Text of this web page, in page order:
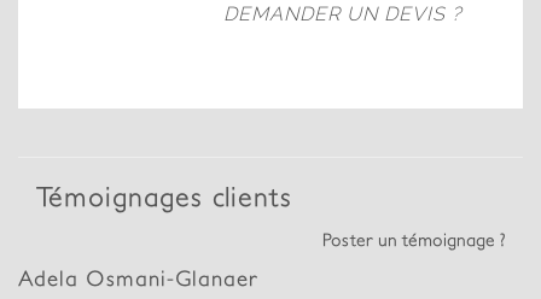
DEMANDER UN DEVIS ?
Témoignages clients
Poster un témoignage ?
Adela Osmani-Glanaer